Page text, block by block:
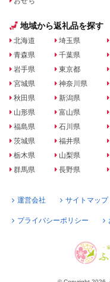
地域から返礼品を探す
北海道
青森県
岩手県
宮城県
秋田県
山形県
福島県
茨城県
栃木県
群馬県
埼玉県
千葉県
東京都
神奈川県
新潟県
富山県
石川県
福井県
山梨県
長野県
運営会社 サイトマップ
プライバシーポリシー